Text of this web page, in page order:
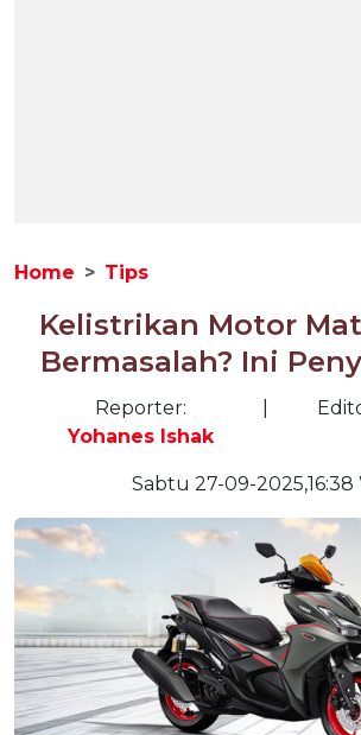
Home Tips
Kelistrikan Motor
Bermasalah? Ini
Reporter:
Yohanes Ishak
Sabtu 27-09-2025,16:38